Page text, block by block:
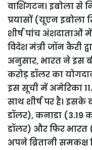
वाशिंगटन। इबोला से
प्रयासों (यूएन इबोला
शीर्ष पांच अंशदाताओं
विदेश मंत्री जॉन कैरी
अनुसार, भारत ने इस
करोड़ डॉलर का
इस सूची में अमेरिका
साथ शीर्ष पर है। इसके
डॉलर), कनाडा (3.19
डॉलर) और फिर भारत
अपने ब्रितानी